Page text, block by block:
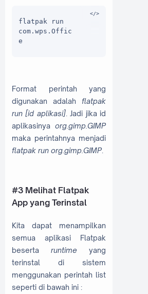
flatpak run
com.wps.Offic
e
Format perintah yang
digunakan adalah flatpak
run [id aplikasi]. Jadi jika id
aplikasinya org.gimp.GIMP
maka perintahnya menjadi
flatpak run org.gimp.GIMP
#3 Melihat Flatpak
App yang Terinstal
Kita dapat menampilkan
semua aplikasi Flatpak
beserta runtime yang
terinstal di sistem
menggunakan perintah list
seperti di bawah ini :